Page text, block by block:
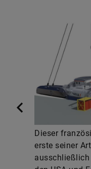
Dieser
erste seiner